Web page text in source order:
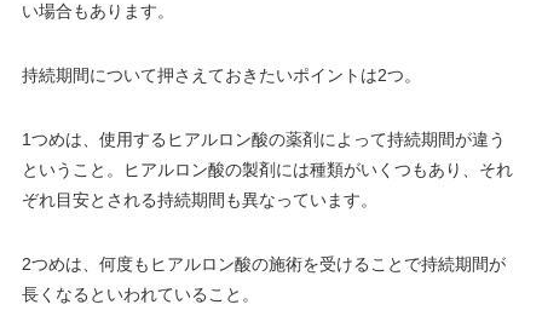
い場合もあります。
持続期間について押さえておきたいポイントは2つ。
1つめは、使用するヒアルロン酸の薬剤によって持続期間が違う
ということ。ヒアルロン酸の製剤には種類がいくつもあり、それ
ぞれ目安とされる持続期間も異なっています。
2つめは、何度もヒアルロン酸の施術を受けることで持続期間が
長くなるといわれていること。